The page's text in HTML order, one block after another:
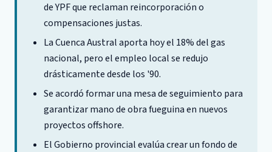
de YPF que reclaman reincorporación o
compensaciones justas.
La Cuenca Austral aporta hoy el 18% del gas
nacional, pero el empleo local se redujo
drásticamente desde los '90.
Se acordó formar una mesa de seguimiento para
garantizar mano de obra fueguina en nuevos
proyectos offshore.
El Gobierno provincial evalúa crear un fondo de